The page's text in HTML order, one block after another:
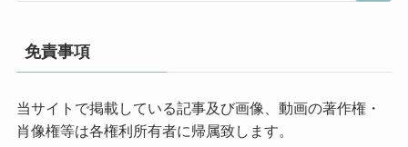
免責事項
当サイトで掲載している記事及び画像、動画の著作権・
肖像権等は各権利所有者に帰属致します。